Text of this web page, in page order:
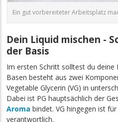
Ein gut vorbereiteter Arbeitsplatz
Dein Liquid mischen -
der Basis
Im ersten Schritt solltest du deine
Basen besteht aus zwei
Vegetable Glycerin (VG) in
Dabei ist PG hauptsächlich der
Aroma bindet. VG hingegen ist
verantwortlich.